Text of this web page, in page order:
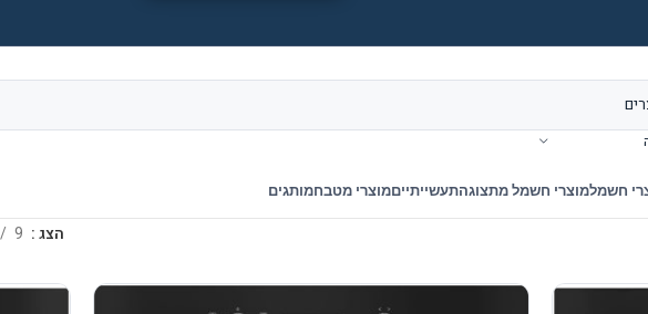
חשמלמוצרי חשמל מתצוגהתעשייתייםמוצרי מטבחמותגים
הצג 9